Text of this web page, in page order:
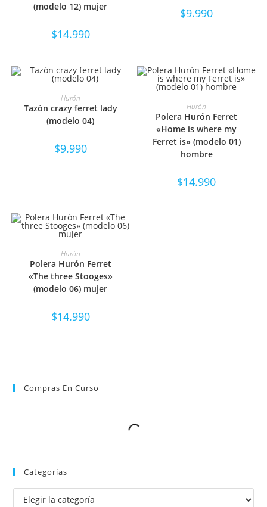
(modelo 12) mujer
$14.990
$9.990
SELECCIONAR OPCIONES
Hurón
Tazón crazy ferret lady
(modelo 04)
$9.990
SELECCIONAR OPCIONES
Hurón
Polera Hurón Ferret
«Home is where my
Ferret is» (modelo 01)
hombre
$14.990
SELECCIONAR OPCIONES
Hurón
Polera Hurón Ferret
«The three Stooges»
(modelo 06) mujer
$14.990
Compras En Curso
Categorías